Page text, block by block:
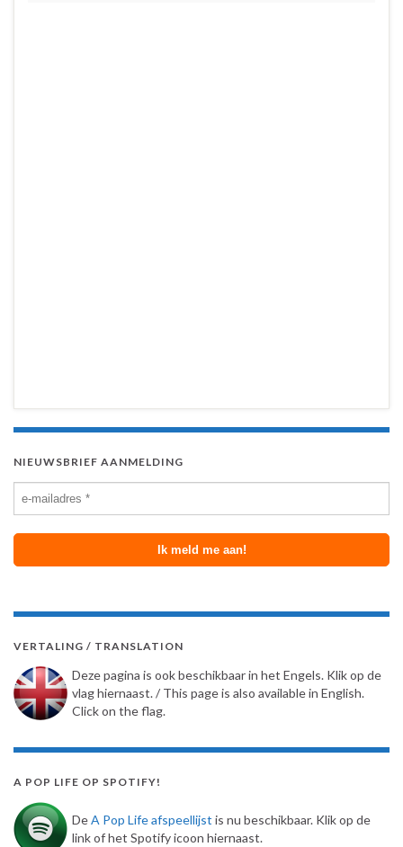
NIEUWSBRIEF AANMELDING
VERTALING / TRANSLATION
Deze pagina is ook beschikbaar in het Engels. Klik op de
vlag hiernaast. / This page is also available in English.
Click on the flag.
A POP LIFE OP SPOTIFY!
DeA Pop Life afspeellijst is nu beschikbaar. Klik op de
link of het Spotify icoon hiernaast.